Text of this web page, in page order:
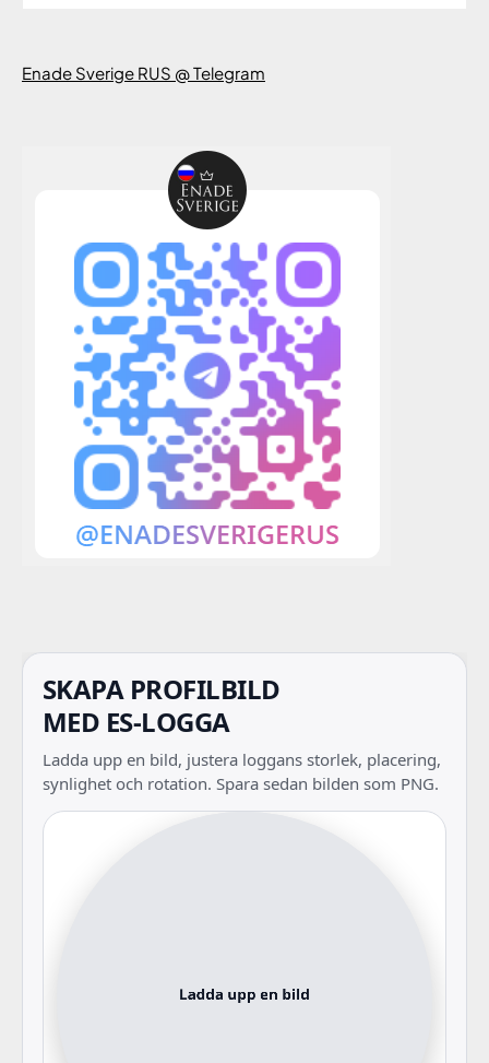
Enade Sverige RUS @ Telegram
SKAPA PROFILBILD
MED ES-LOGGA
Ladda upp en bild, justera loggans storlek, placering,
synlighet och rotation. Spara sedan bilden som PNG.